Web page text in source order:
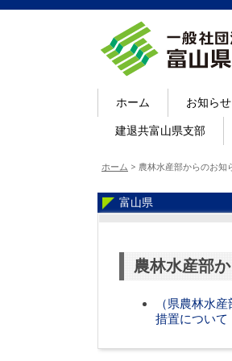
ホーム お知らせ
建退共富山県支部
ホーム > 農林水産部からのお知
富山県
農林水産部
（県農林水
措置について